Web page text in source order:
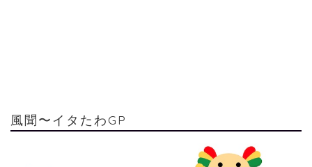
風聞〜イタたわGP